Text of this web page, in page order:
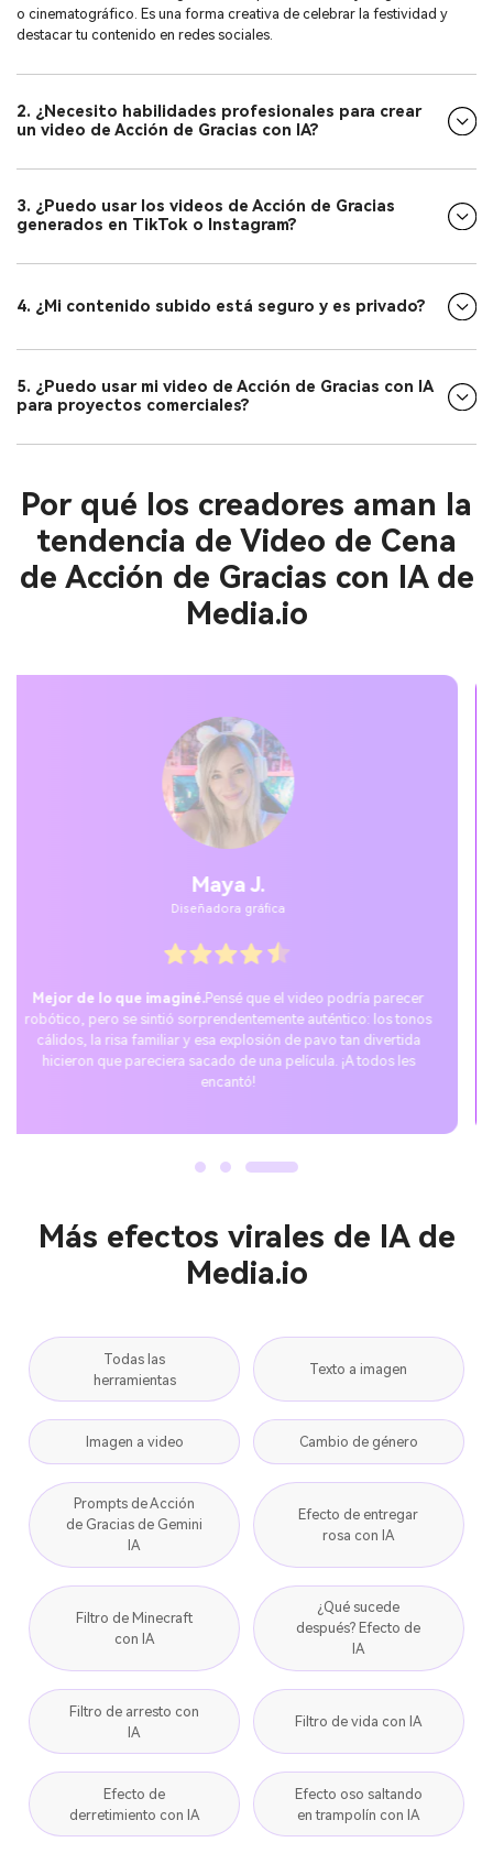
o cinematográfico. Es una forma creativa de celebrar la festividad y
destacar tu contenido en redes sociales.
2. ¿Necesito habilidades profesionales para crear
un video de Acción de Gracias con IA?
3. ¿Puedo usar los videos de Acción de Gracias
generados en TikTok o Instagram?
4. ¿Mi contenido subido está seguro y es privado?
5. ¿Puedo usar mi video de Acción de Gracias con IA
para proyectos comerciales?
Por qué los creadores aman la
tendencia de Video de Cena
de Acción de Gracias con IA de
Media.io
Jordan P.
Usuario casual
La sorpresa perfecta para las fiestas.Me uní a la tendencia de
videos de Acción de Gracias con IA y compartí el mío en TikTok.
¡Las reacciones fueron increíbles! La gente se rió, etiquetó a
amigos y la publicación se volvió viral rápidamente. Es lo más
divertido que he hecho con un generador de IA.
Más efectos virales de IA de
Media.io
Todas las
herramientas
Texto a imagen
Imagen a video Cambio de género
Prompts de Acción
de Gracias de Gemini
IA
Efecto de entregar
rosa con IA
Filtro de Minecraft
con IA
¿Qué sucede
después? Efecto de
IA
Filtro de arresto con
IA
Filtro de vida con IA
Efecto de
derretimiento con IA
Efecto oso saltando
en trampolín con IA